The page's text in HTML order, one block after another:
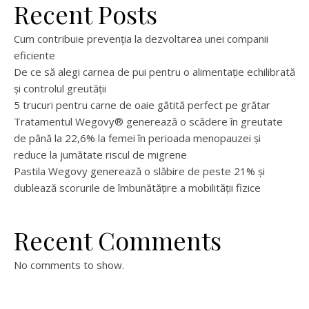
Recent Posts
Cum contribuie prevenția la dezvoltarea unei companii
eficiente
De ce să alegi carnea de pui pentru o alimentație echilibrată
și controlul greutății
5 trucuri pentru carne de oaie gătită perfect pe grătar
Tratamentul Wegovy® generează o scădere în greutate
de până la 22,6% la femei în perioada menopauzei și
reduce la jumătate riscul de migrene
Pastila Wegovy generează o slăbire de peste 21% și
dublează scorurile de îmbunătățire a mobilității fizice
Recent Comments
No comments to show.